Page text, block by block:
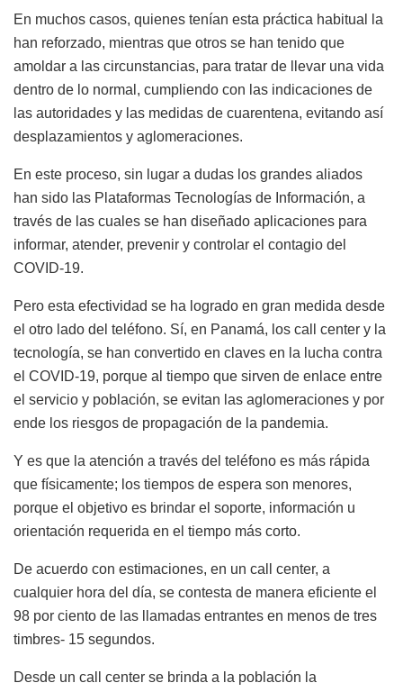
En muchos casos, quienes tenían esta práctica habitual la
han reforzado, mientras que otros se han tenido que
amoldar a las circunstancias, para tratar de llevar una vida
dentro de lo normal, cumpliendo con las indicaciones de
las autoridades y las medidas de cuarentena, evitando así
desplazamientos y aglomeraciones.
En este proceso, sin lugar a dudas los grandes aliados
han sido las Plataformas Tecnologías de Información, a
través de las cuales se han diseñado aplicaciones para
informar, atender, prevenir y controlar el contagio del
COVID-19.
Pero esta efectividad se ha logrado en gran medida desde
el otro lado del teléfono. Sí, en Panamá, los call center y la
tecnología, se han convertido en claves en la lucha contra
el COVID-19, porque al tiempo que sirven de enlace entre
el servicio y población, se evitan las aglomeraciones y por
ende los riesgos de propagación de la pandemia.
Y es que la atención a través del teléfono es más rápida
que físicamente; los tiempos de espera son menores,
porque el objetivo es brindar el soporte, información u
orientación requerida en el tiempo más corto.
De acuerdo con estimaciones, en un call center, a
cualquier hora del día, se contesta de manera eficiente el
98 por ciento de las llamadas entrantes en menos de tres
timbres- 15 segundos.
Desde un call center se brinda a la población la